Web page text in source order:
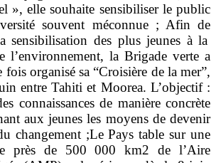
», elle souhaite sensibiliser le public
souvent méconnue ; Afin de
sensibilisation des plus jeunes à la
l’environnement, la Brigade verte a
organisé sa “Croisière de la mer”,
entre Tahiti et Moorea. L’objectif :
connaissances de manière concrète
aux jeunes les moyens de devenir
changement ;Le Pays table sur une
près de 500 000 km2 de l’Aire